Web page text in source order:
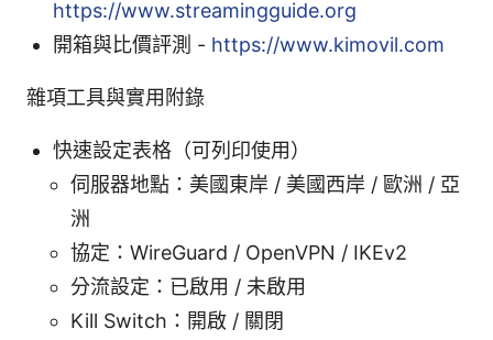
https://www.streamingguide.org
開箱與比價評測 - https://www.kimovil.com
雜項工具與實用附錄
快速設定表格（可列印使用）
伺服器地點：美國東岸 / 美國西岸 / 歐洲 / 亞
洲
協定：WireGuard / OpenVPN / IKEv2
分流設定：已啟用 / 未啟用
Kill Switch：開啟 / 關閉